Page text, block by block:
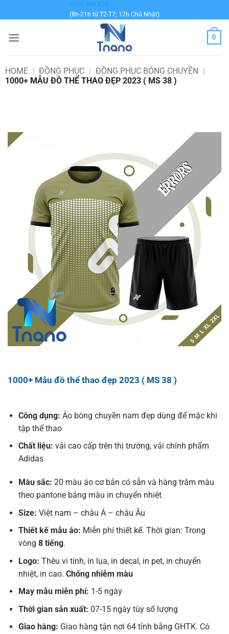
qua
dung
0936 999 878
(8h-21h từ T2-T7; 17h Chủ Nhật)
0
HOME | ĐỒNG PHỤC | ĐỒNG PHỤC BÓNG CHUYỀN |
1000+ MẪU ĐỒ THỂ THAO ĐẸP 2023 ( MS 38 )
1000+ Mẫu đồ thể thao đẹp 2023 ( MS 38 )
Công dụng: Áo bóng chuyền nam đẹp dùng để mặc khi
tập thể thao
Chất liệu: vải cao cấp trên thị trường, vải chính phẩm
Adidas
Màu sắc: 20 màu áo cơ bản có sẵn và hàng trăm màu
theo pantone bảng màu in chuyển nhiệt
Size: Việt nam – châu Á – châu Âu
Thiết kế mẫu áo: Miễn phí thiết kế. Thời gian: Trong
vòng 8 tiếng.
Logo: Thêu vi tính, in lụa, in decal, in pet, in chuyển
nhiệt, in cao. Chống nhiễm màu
May mẫu miễn phí: 1-5 ngày
Thời gian sản xuất: 07-15 ngày tùy số lượng
Giao hàng: Giao hàng tận nơi 64 tỉnh bằng GHTK. Có